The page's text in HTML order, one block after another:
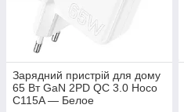
Зарядний пристрій для дому
65 Вт GaN 2PD QC 3.0 Hoco
C115A — Белое